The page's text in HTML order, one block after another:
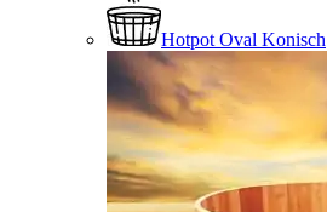
Hotpot Oval Konisch